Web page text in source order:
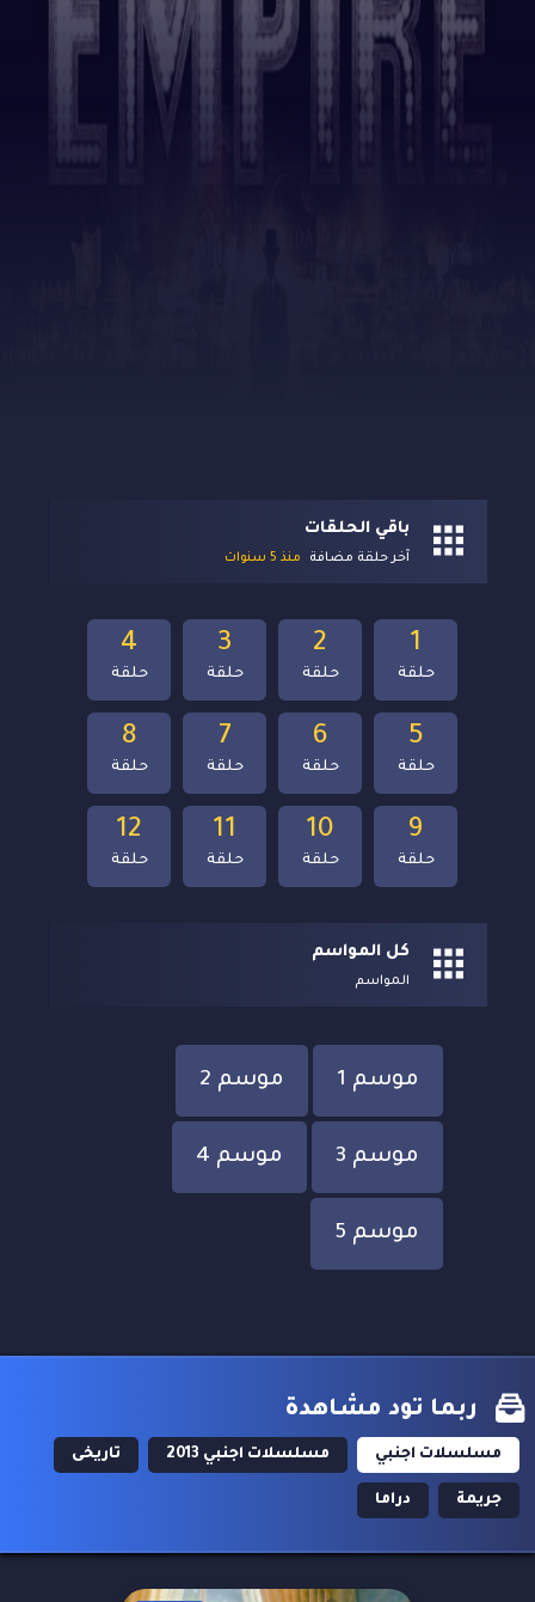
باقي الحلقات
آخر حلقة مضافة منذ 5 سنوات
12
حلقة
11
حلقة
10
حلقة
9
حلقة
8
حلقة
7
حلقة
6
حلقة
5
حلقة
4
حلقة
3
حلقة
2
حلقة
1
حلقة
كل المواسم
المواسم
موسم 1 موسم 2
موسم 3 موسم 4
موسم 5
ربما تود مشاهدة
مسلسلات اجنبي مسلسلات اجنبي 2013 تاريخى
جريمة دراما